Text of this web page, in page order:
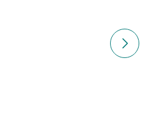
: pourquoi aiment-ils laArticle